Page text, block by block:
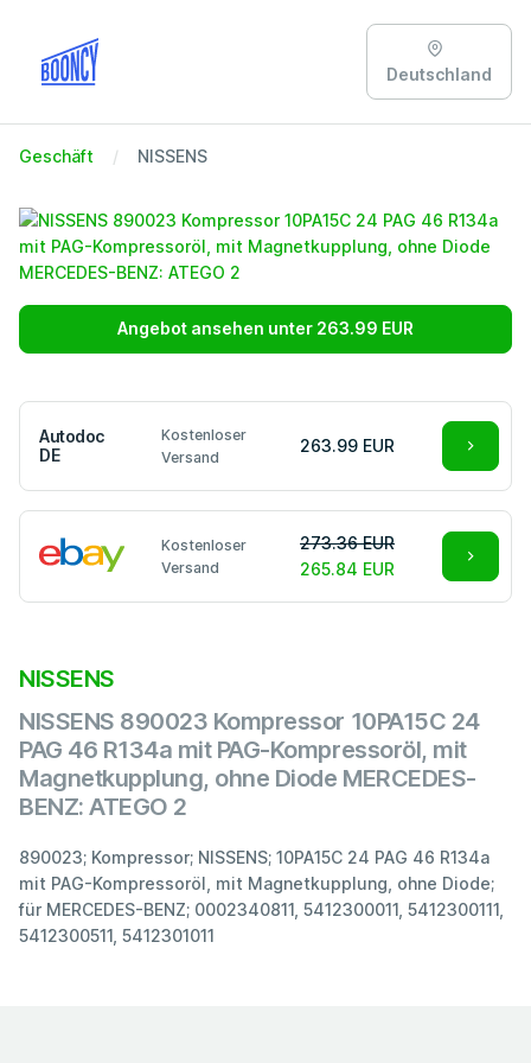
Deutschland
Geschäft NISSENS
Angebot ansehen unter 263.99 EUR
Autodoc
DE
Kostenloser
Versand
263.99 EUR
Kostenloser
Versand
273.36 EUR
265.84 EUR
NISSENS
NISSENS 890023 Kompressor 10PA15C 24
PAG 46 R134a mit PAG-Kompressoröl, mit
Magnetkupplung, ohne Diode MERCEDES-
BENZ: ATEGO 2
890023; Kompressor; NISSENS; 10PA15C 24 PAG 46 R134a
mit PAG-Kompressoröl, mit Magnetkupplung, ohne Diode;
für MERCEDES-BENZ; 0002340811, 5412300011, 5412300111,
5412300511, 5412301011